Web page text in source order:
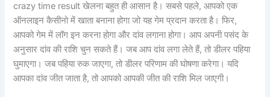
crazy time result खेलना बहुत ही आसान है। सबसे पहले, आपको एक
ऑनलाइन कैसीनो में खाता बनाना होगा जो यह गेम प्रदान करता है। फिर,
आपको गेम में लॉग इन करना होगा और दांव लगाना होगा। आप अपनी पसंद के
अनुसार दांव की राशि चुन सकते हैं। जब आप दांव लगा लेते हैं, तो डीलर पहिया
घुमाएगा। जब पहिया रुक जाएगा, तो डीलर परिणाम की घोषणा करेगा। यदि
आपका दांव जीत जाता है, तो आपको आपकी जीत की राशि मिल जाएगी।